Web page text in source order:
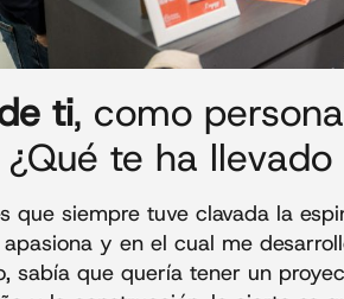
ti, como
te ha
que siempre tuve clavada la
y en el cual me
sabía que quería tener un